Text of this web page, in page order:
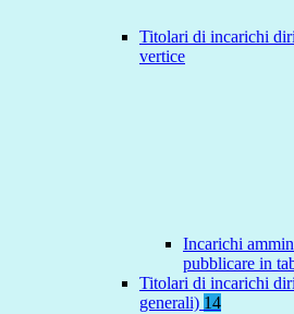
Titolari di incarichi
vertice
Incarichi
pubblicare in
Titolari di incarichi
generali) 14